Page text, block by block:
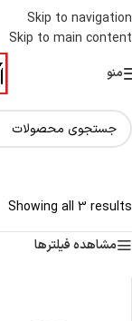
Skip to navigation
Skip to main content
منو
Showing all 3 results
مشاهده فیلترها